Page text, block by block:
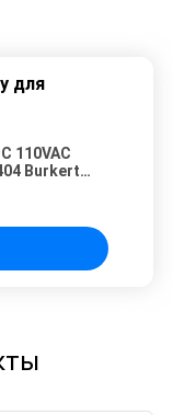
для
110VAC
Burkert